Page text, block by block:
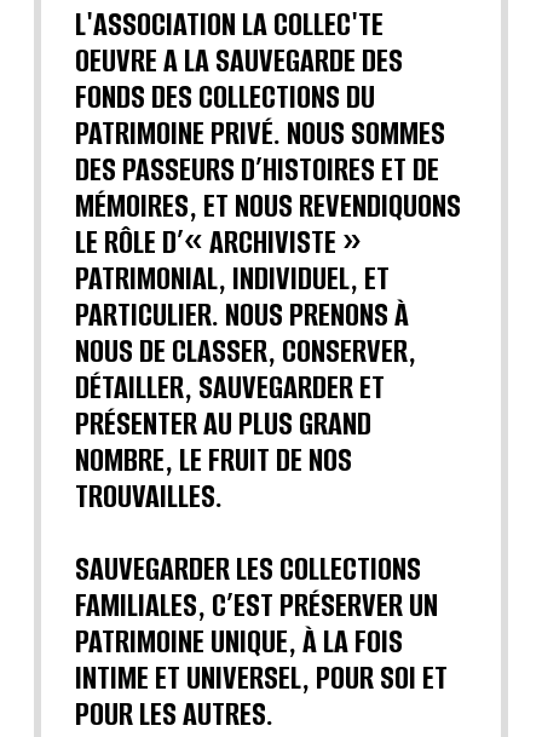
L'ASSOCIATION LA COLLEC'TE
OEUVRE A LA SAUVEGARDE DES
FONDS DES COLLECTIONS DU
PATRIMOINE PRIVÉ. NOUS SOMMES
DES PASSEURS D’HISTOIRES ET DE
MÉMOIRES, ET NOUS REVENDIQUONS
LE RÔLE D’« ARCHIVISTE »
PATRIMONIAL, INDIVIDUEL, ET
PARTICULIER. NOUS PRENONS À
NOUS DE CLASSER, CONSERVER,
DÉTAILLER, SAUVEGARDER ET
PRÉSENTER AU PLUS GRAND
NOMBRE, LE FRUIT DE NOS
TROUVAILLES.
SAUVEGARDER LES COLLECTIONS
FAMILIALES, C’EST PRÉSERVER UN
PATRIMOINE UNIQUE, À LA FOIS
INTIME ET UNIVERSEL, POUR SOI ET
POUR LES AUTRES.